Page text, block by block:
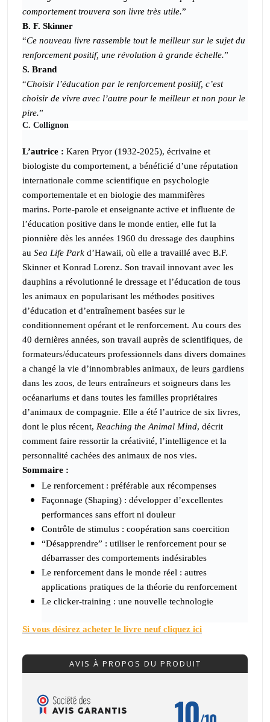
comportement trouvera son livre très utile.”
B. F. Skinner
“Ce nouveau livre rassemble tout le meilleur sur le sujet du
renforcement positif, une révolution à grande échelle.”
S. Brand
“Choisir l’éducation par le renforcement positif, c’est
choisir de vivre avec l’autre pour le meilleur et non pour le
pire.”
C. Collignon
L’autrice : Karen Pryor (1932-2025), écrivaine et
biologiste du comportement, a bénéficié d’une réputation
internationale comme scientifique en psychologie
comportementale et en biologie des mammifères
marins. Porte-parole et enseignante active et influente de
l’éducation positive dans le monde entier, elle fut la
pionnière dès les années 1960 du dressage des dauphins
au Sea Life Park d’Hawaii, où elle a travaillé avec B.F.
Skinner et Konrad Lorenz. Son travail innovant avec les
dauphins a révolutionné le dressage et l’éducation de tous
les animaux en popularisant les méthodes positives
d’éducation et d’entraînement basées sur le
conditionnement opérant et le renforcement. Au cours des
40 dernières années, son travail auprès de scientifiques, de
formateurs/éducateurs professionnels dans divers domaines
a changé la vie d’innombrables animaux, de leurs gardiens
dans les zoos, de leurs entraîneurs et soigneurs dans les
océanariums et dans toutes les familles propriétaires
d’animaux de compagnie. Elle a été l’autrice de six livres,
dont le plus récent, Reaching the Animal Mind, décrit
comment faire ressortir la créativité, l’intelligence et la
personnalité cachées des animaux de nos vies.
Sommaire :
Le renforcement : préférable aux récompenses
Façonnage (Shaping) : développer d’excellentes
performances sans effort ni douleur
Contrôle de stimulus : coopération sans coercition
“Désapprendre” : utiliser le renforcement pour se
débarrasser des comportements indésirables
Le renforcement dans le monde réel : autres
applications pratiques de la théorie du renforcement
Le clicker-training : une nouvelle technologie
Si vous désirez acheter le livre neuf cliquez ici
AVIS À PROPOS DU PRODUIT
10